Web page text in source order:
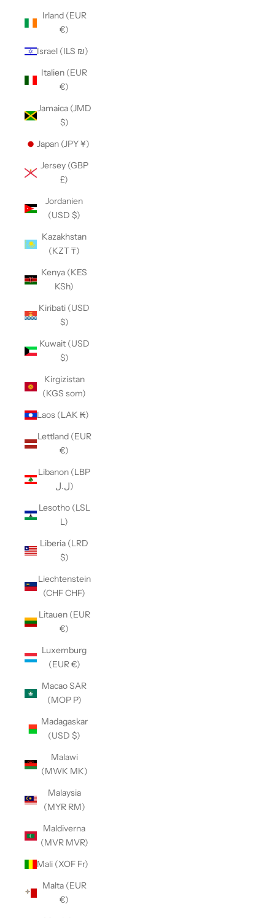
Irland (EUR
€)
Israel (ILS ₪)
Italien (EUR
€)
Jamaica (JMD
$)
Japan (JPY ¥)
Jersey (GBP
£)
Jordanien
(USD $)
Kazakhstan
(KZT ₸)
Kenya (KES
KSh)
Kiribati (USD
$)
Kuwait (USD
$)
Kirgizistan
(KGS som)
Laos (LAK ₭)
Lettland (EUR
€)
Libanon (LBP
ل.ل)
Lesotho (LSL
L)
Liberia (LRD
$)
Liechtenstein
(CHF CHF)
Litauen (EUR
€)
Luxemburg
(EUR €)
Macao SAR
(MOP P)
Madagaskar
(USD $)
Malawi
(MWK MK)
Malaysia
(MYR RM)
Maldiverna
(MVR MVR)
Mali (XOF Fr)
Malta (EUR
€)